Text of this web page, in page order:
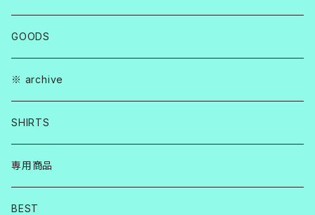
GOODS
※ archive
SHIRTS
専用商品
BEST